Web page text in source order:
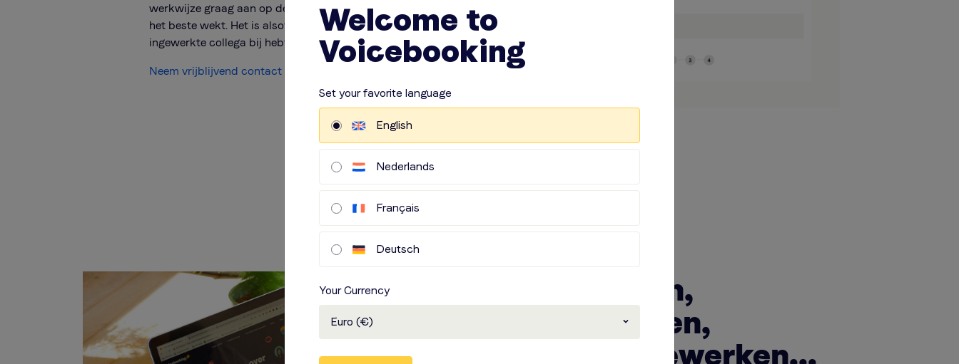
werkwijze graag aan op de manier die voor jou
het beste wekt. Het is alsof je er ineens een goed
ingewerkte collega bij hebt! Hoe lekker is dat?
Neem vrijblijvend contact op
Vertalen,
redigeren,
beeldbewerken...
Welcome to
Voicebooking
Set your favorite language
English
Nederlands
Français
Deutsch
Your Currency
Euro (€)